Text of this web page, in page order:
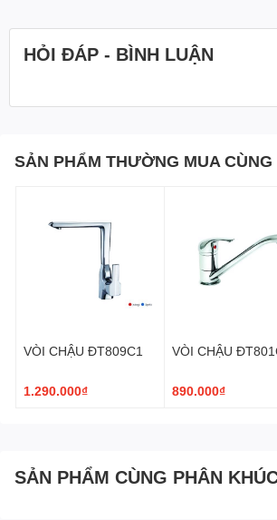
HỎI ĐÁP - BÌNH LUẬN
SẢN PHẨM THƯỜNG MUA CÙNG
VÒI CHẬU ĐT809C1
1.290.000₫
VÒI CHẬU
890.000₫
SẢN PHẨM CÙNG PHÂN